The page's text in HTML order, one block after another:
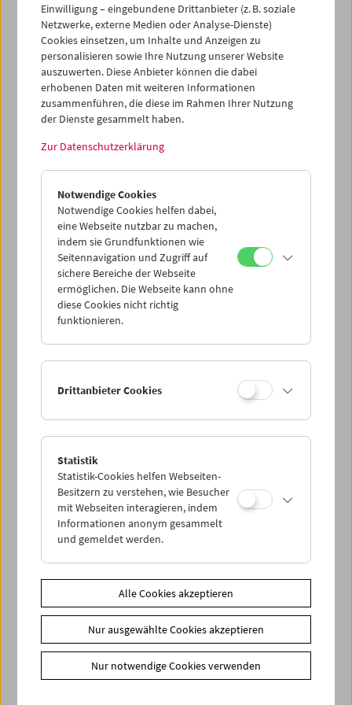
Ticketkorb Kauf
Leer
Ticketkorb Reservierung
> Weitere Karten hinzufügen / Spielplan
Ticketpreise: MitgliederEUR 5,50ohne Mitgliedschaft
EUR 10,50
Ihre Mitgliedschaft und Ihren Zehnerblock nutzen.
Ermäßigte Tickets, nonstop- und weitere Freikarten
können online nur reserviert werden. Die Ausgabe erfolgt
ausschließlich an der Kassa.
Weitere Informationen zu unseren Tickets und
Vorschau Sept / Okt 2026
Regelmäßige Programme
Programmarchiv
Einwilligung – eingebundene Drittanbieter (z. B. soziale
Netzwerke, externe Medien oder Analyse-Dienste)
Cookies einsetzen, um Inhalte und Anzeigen zu
personalisieren sowie Ihre Nutzung unserer Website
auszuwerten. Diese Anbieter können die dabei
erhobenen Daten mit weiteren Informationen
zusammenführen, die diese im Rahmen Ihrer Nutzung
der Dienste gesammelt haben.
Zur Datenschutzerklärung
Notwendige Cookies
Notwendige Cookies helfen dabei,
eine Webseite nutzbar zu machen,
indem sie Grundfunktionen wie
Seitennavigation und Zugriff auf
sichere Bereiche der Webseite
ermöglichen. Die Webseite kann ohne
diese Cookies nicht richtig
funktionieren.
Drittanbieter Cookies
Statistik
Statistik-Cookies helfen Webseiten-
Besitzern zu verstehen, wie Besucher
mit Webseiten interagieren, indem
Informationen anonym gesammelt
und gemeldet werden.
Alle Cookies akzeptieren
Nur ausgewählte Cookies akzeptieren
Nur notwendige Cookies verwenden